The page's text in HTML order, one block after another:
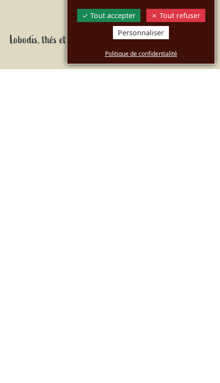
Lobodis, thés et infusions 100% bio et bien plus encore
Tout accepter
Tout refuser
Personnaliser
Politique de confidentialité